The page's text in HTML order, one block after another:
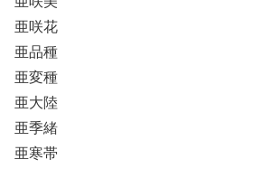
亜咲花
亜品種
亜変種
亜大陸
亜季緒
亜寒帯